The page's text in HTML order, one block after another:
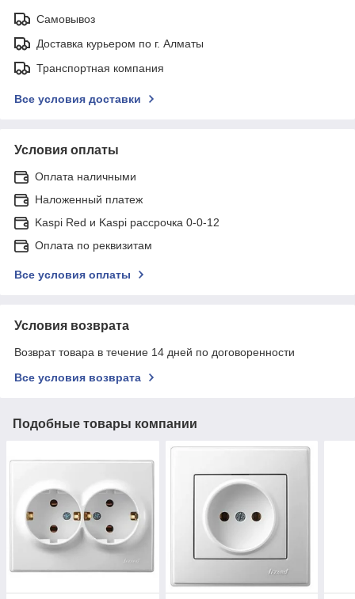
Самовывоз
Доставка курьером по г. Алматы
Транспортная компания
Все условия доставки
Условия оплаты
Оплата наличными
Наложенный платеж
Kaspi Red и Kaspi рассрочка 0-0-12
Оплата по реквизитам
Все условия оплаты
Условия возврата
Возврат товара в течение 14 дней по договоренности
Все условия возврата
Подобные товары компании